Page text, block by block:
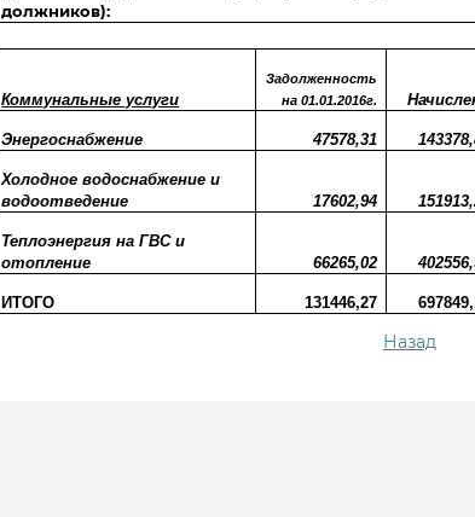
должников):
Коммунальные услуги
Задолженность
на 01.01.2016г.
Энергоснабжение 47578,31
Холодное водоснабжение и
водоотведение
17602,94
Теплоэнергия на ГВС и
отопление
66265,02
ИТОГО 131446,27
Назад